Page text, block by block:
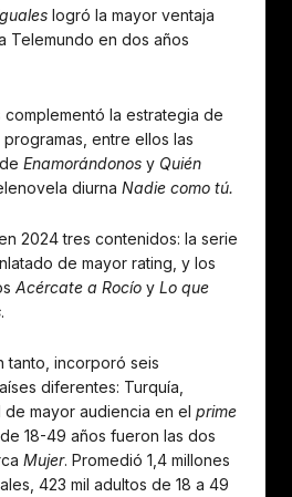
logró la mayor ventaja
Telemundo en dos años
complementó la estrategia de
entre ellos las
Enamorándonos y Quién
diurna Nadie como tú.
2024 tres contenidos: la serie
de mayor rating, y los
Acércate a Rocío y Lo que
.
tanto, incorporó seis
diferentes: Turquía,
de mayor audiencia en el prime
18-49 años fueron las dos
Mujer. Promedió 1,4 millones
423 mil adultos de 18 a 49